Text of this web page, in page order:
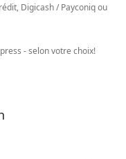
Digicash / Payconiq ou
- selon votre choix!